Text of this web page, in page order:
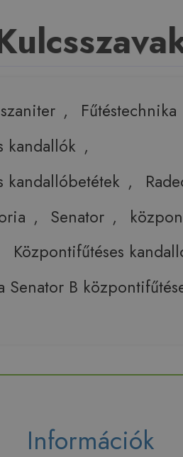
,
Fűtéstechnika
kandallók ,
kandallóbetétek ,
, Senator ,
Központifűtéses
Senator B
Információk